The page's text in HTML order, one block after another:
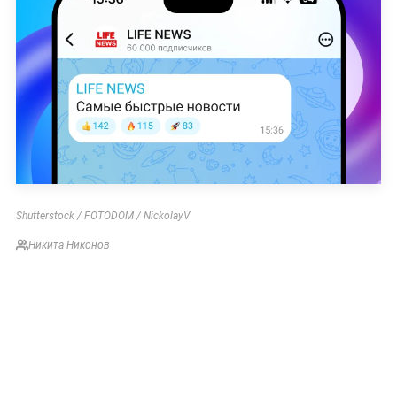
Shutterstock / FOTODOM / NickolayV
Никита Никонов